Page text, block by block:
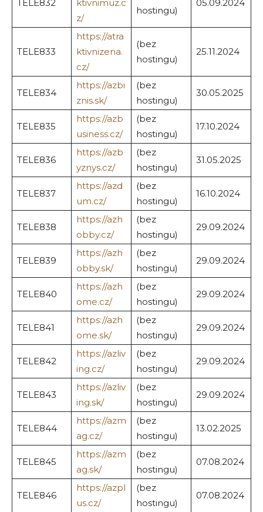
TELE832
ktivnimuz.c
z/
hostingu)
05.09.2024
TELE833
https://atra
ktivnizena.
cz/
(bez
hostingu)
25.11.2024
TELE834
https://azbi
znis.sk/
(bez
hostingu)
30.05.2025
TELE835
https://azb
usiness.cz/
(bez
hostingu)
17.10.2024
TELE836
https://azb
yznys.cz/
(bez
hostingu)
31.05.2025
TELE837
https://azd
um.cz/
(bez
hostingu)
16.10.2024
TELE838
https://azh
obby.cz/
(bez
hostingu)
29.09.2024
TELE839
https://azh
obby.sk/
(bez
hostingu)
29.09.2024
TELE840
https://azh
ome.cz/
(bez
hostingu)
29.09.2024
TELE841
https://azh
ome.sk/
(bez
hostingu)
29.09.2024
TELE842
https://azliv
ing.cz/
(bez
hostingu)
29.09.2024
TELE843
https://azliv
ing.sk/
(bez
hostingu)
29.09.2024
TELE844
https://azm
ag.cz/
(bez
hostingu)
13.02.2025
TELE845
https://azm
ag.sk/
(bez
hostingu)
07.08.2024
TELE846
https://azpl
us.cz/
(bez
hostingu)
07.08.2024